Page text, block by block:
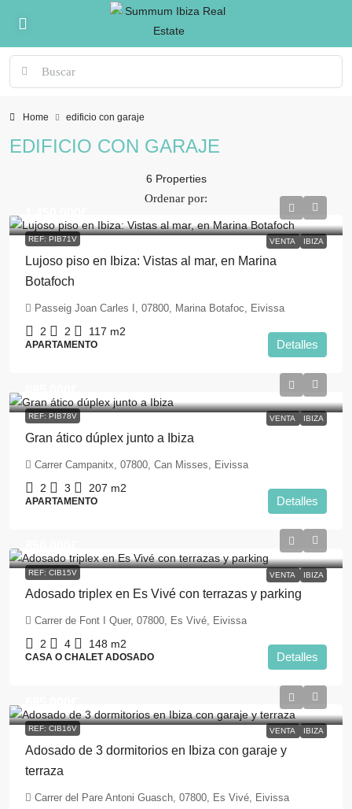
Home edificio con garaje
EDIFICIO CON GARAJE
6 Properties
Ordenar por:
REF: PIB71V VENTA IBIZA
Lujoso piso en Ibiza: Vistas al mar, en Marina
Botafoch
Passeig Joan Carles I, 07800, Marina Botafoc, Eivissa
2 2 117 m2
APARTAMENTO Detalles
REF: PIB78V VENTA IBIZA
Gran ático dúplex junto a Ibiza
Carrer Campanitx, 07800, Can Misses, Eivissa
2 3 207 m2
APARTAMENTO Detalles
REF: CIB15V VENTA IBIZA
Adosado triplex en Es Vivé con terrazas y parking
Carrer de Font I Quer, 07800, Es Vivé, Eivissa
2 4 148 m2
CASA O CHALET ADOSADO Detalles
REF: CIB16V VENTA IBIZA
Adosado de 3 dormitorios en Ibiza con garaje y
terraza
Carrer del Pare Antoni Guasch, 07800, Es Vivé, Eivissa